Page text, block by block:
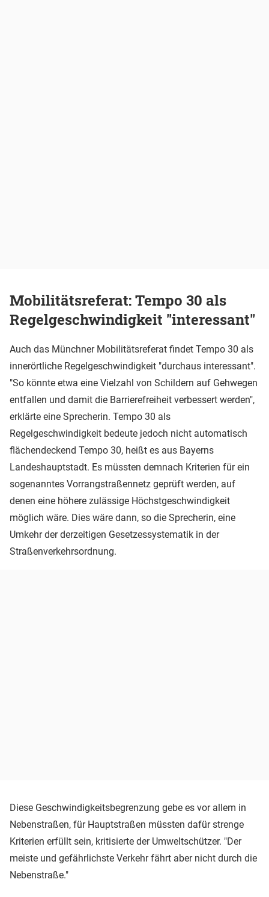
Mobilitätsreferat: Tempo 30 als
Regelgeschwindigkeit "interessant"
Auch das Münchner Mobilitätsreferat findet Tempo 30 als
innerörtliche Regelgeschwindigkeit "durchaus interessant".
"So könnte etwa eine Vielzahl von Schildern auf Gehwegen
entfallen und damit die Barrierefreiheit verbessert werden",
erklärte eine Sprecherin. Tempo 30 als
Regelgeschwindigkeit bedeute jedoch nicht automatisch
flächendeckend Tempo 30, heißt es aus Bayerns
Landeshauptstadt. Es müssten demnach Kriterien für ein
sogenanntes Vorrangstraßennetz geprüft werden, auf
denen eine höhere zulässige Höchstgeschwindigkeit
möglich wäre. Dies wäre dann, so die Sprecherin, eine
Umkehr der derzeitigen Gesetzessystematik in der
Straßenverkehrsordnung.
Diese Geschwindigkeitsbegrenzung gebe es vor allem in
Nebenstraßen, für Hauptstraßen müssten dafür strenge
Kriterien erfüllt sein, kritisierte der Umweltschützer. "Der
meiste und gefährlichste Verkehr fährt aber nicht durch die
Nebenstraße."